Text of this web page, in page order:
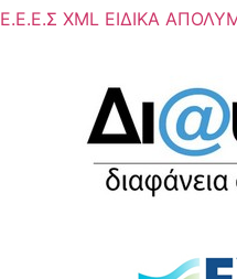
Ε.Ε.Ε.Σ XML EΙΔΙΚΑ